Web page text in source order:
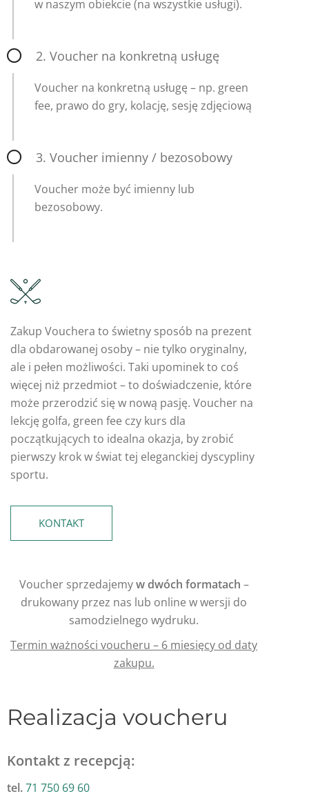
Zakup Vouchera to świetny sposób na prezent
dla obdarowanej osoby – nie tylko oryginalny,
ale i pełen możliwości. Taki upominek to coś
więcej niż przedmiot – to doświadczenie, które
może przerodzić się w nową pasję. Voucher na
lekcję golfa, green fee czy kurs dla
początkujących to idealna okazja, by zrobić
pierwszy krok w świat tej eleganckiej dyscypliny
sportu.
KONTAKT
w naszym obiekcie (na wszystkie usługi).
2. Voucher na konkretną usługę
Voucher na konkretną usługę – np. green
fee, prawo do gry, kolację, sesję zdjęciową
3. Voucher imienny / bezosobowy
Voucher może być imienny lub
bezosobowy.
Realizacja voucheru
Kontakt z recepcją:
tel.71 750 69 60
Voucher sprzedajemyw dwóch formatach –
drukowany przez nas lub online w wersji do
samodzielnego wydruku.
Termin ważności voucheru – 6 miesięcy od daty
zakupu.